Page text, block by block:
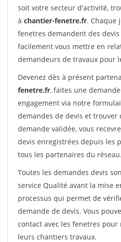
soit votre secteur d'activité,
à chantier-fenetre.fr. Chaque
fenetres demandent des
facilement vous mettre en
demandeurs de travaux pour
Devenez dès à présent
fenetre.fr, faites une
engagement via notre
demandes de devis et trouver
demande validée, vous
devis enregistrées depuis les
tous les partenaires du réseau.
Toutes les demandes devis
service Qualité avant la mise
processus qui permet de
demande de devis. Vous
contact avec les fenetres
leurs chantiers travaux.